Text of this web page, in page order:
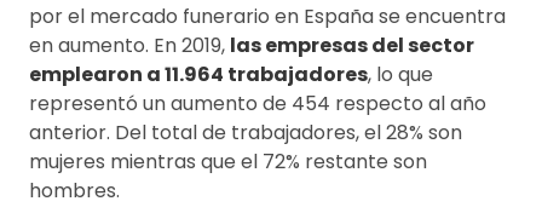
por el mercado funerario en España se encuentra
en aumento. En 2019, las empresas del sector
emplearon a 11.964 trabajadores, lo que
representó un aumento de 454 respecto al año
anterior. Del total de trabajadores, el 28% son
mujeres mientras que el 72% restante son
hombres.